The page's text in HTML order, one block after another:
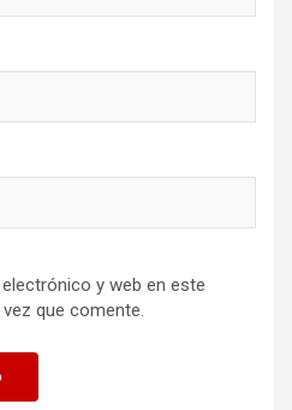
y web en este
que comente.